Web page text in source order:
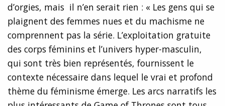
d’orgies, mais il n’en serait rien : « Les gens qui se
plaignent des femmes nues et du machisme ne
comprennent pas la série. L’exploitation gratuite
des corps féminins et l’univers hyper-masculin,
qui sont très bien représentés, fournissent le
contexte nécessaire dans lequel le vrai et profond
thème du féminisme émerge. Les arcs narratifs les